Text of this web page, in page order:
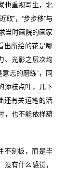
也重视写生，北
取”，“步步移”与
当时画院的画家
出所绘的花是哪
、光影之层次均
志的磨练”，同
添枝点叶，几下
还有关运笔的活
，也不能依样葫
不刻板，而是毕
没有什么感觉，